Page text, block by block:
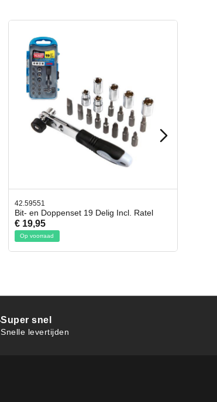
42.65998
Afbreekmes 2 stuks
€ 10,95
Op voorraad
Super snel
Snelle levertijden